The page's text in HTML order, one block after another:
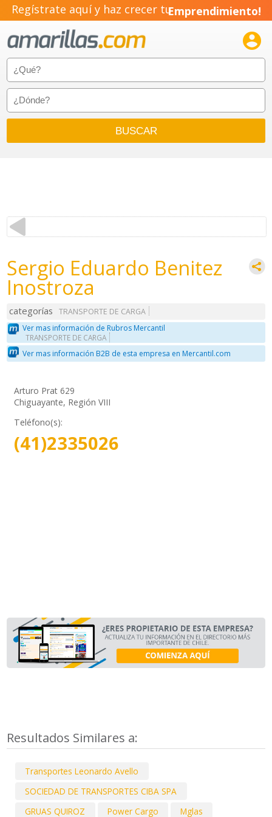
Regístrate aquí y haz crecer tuEmprendimiento!

Sergio Eduardo Benitez
Inostroza
categorías
TRANSPORTE DE CARGA
Ver mas información de Rubros Mercantil
TRANSPORTE DE CARGA
Ver mas información B2B de esta empresa en Mercantil.com
Arturo Prat 629
Chiguayante, Región VIII
Teléfono(s):
(41)2335026
Resultados Similares a:
Transportes Leonardo Avello
SOCIEDAD DE TRANSPORTES CIBA SPA
GRUAS QUIROZ
Power Cargo Mglas